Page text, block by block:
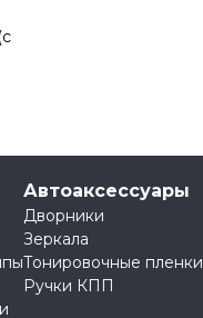
Автоаксессуары
Дворники
Зеркала
Тонировочные пленки
Ручки КПП